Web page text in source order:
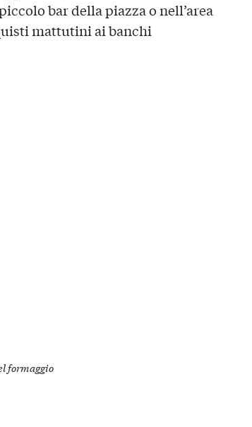
bar della piazza o nell’area
mattutini ai banchi
formaggio